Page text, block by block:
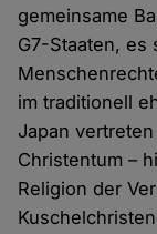
gemeinsame
G7-Staaten, es
im traditionell
Japan
Christentum –
Religion der